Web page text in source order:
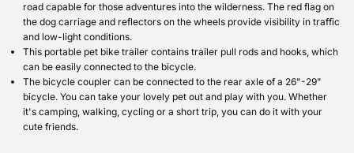
road capable for those adventures into the wilderness. The red flag on
the dog carriage and reflectors on the wheels provide visibility in traffic
and low-light conditions.
This portable pet bike trailer contains trailer pull rods and hooks, which
can be easily connected to the bicycle.
The bicycle coupler can be connected to the rear axle of a 26"-29"
bicycle. You can take your lovely pet out and play with you. Whether
it's camping, walking, cycling or a short trip, you can do it with your
cute friends.